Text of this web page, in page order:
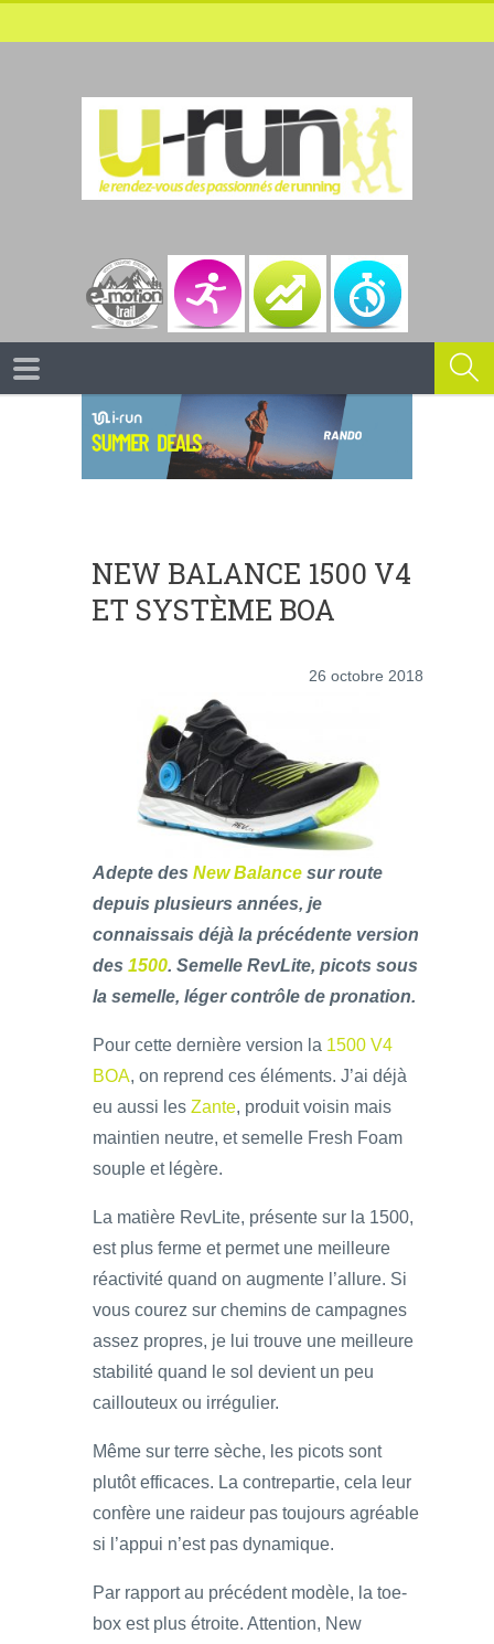
NEW BALANCE 1500 V4
ET SYSTÈME BOA
26 octobre 2018
Adepte des New Balance sur route
depuis plusieurs années, je
connaissais déjà la précédente version
des 1500. Semelle RevLite, picots sous
la semelle, léger contrôle de pronation.
Pour cette dernière version la 1500 V4
BOA, on reprend ces éléments. J’ai déjà
eu aussi les Zante, produit voisin mais
maintien neutre, et semelle Fresh Foam
souple et légère.
La matière RevLite, présente sur la 1500,
est plus ferme et permet une meilleure
réactivité quand on augmente l’allure. Si
vous courez sur chemins de campagnes
assez propres, je lui trouve une meilleure
stabilité quand le sol devient un peu
caillouteux ou irrégulier.
Même sur terre sèche, les picots sont
plutôt efficaces. La contrepartie, cela leur
confère une raideur pas toujours agréable
si l’appui n’est pas dynamique.
Par rapport au précédent modèle, la toe-
box est plus étroite. Attention, New